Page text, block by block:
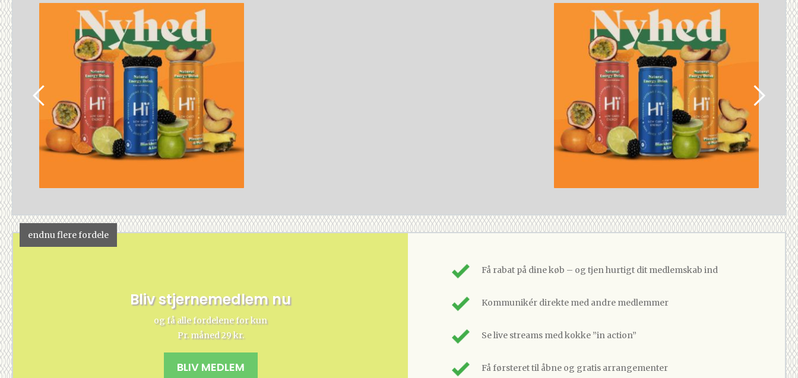
endnu flere fordele
Bliv stjernemedlem nu
og få alle fordelene for kun
Pr. måned 29 kr.
BLIV MEDLEM
Få rabat på dine køb – og tjen hurtigt dit medlemskab ind
Kommunikér direkte med andre medlemmer
Se live streams med kokke ”in action”
Få førsteret til åbne og gratis arrangementer